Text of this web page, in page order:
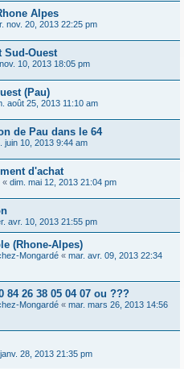
Alpes
nov. 20, 2013 22:25 pm
Sud-Ouest
10, 2013 18:05 pm
(Pau)
août 25, 2013 11:10 am
de Pau dans le 64
juin 10, 2013 9:44 am
d'achat
« dim. mai 12, 2013 21:04 pm
avr. 10, 2013 21:55 pm
(Rhone-Alpes)
Mongardé « mar. avr. 09, 2013 22:34
26 38 05 04 07 ou ???
Mongardé « mar. mars 26, 2013 14:56
28, 2013 21:35 pm